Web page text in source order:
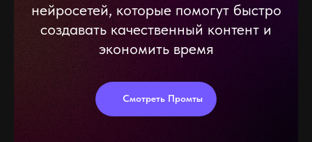
нейросетей, которые помогут быстро
создавать качественный контент и
экономить время
Смотреть Промты